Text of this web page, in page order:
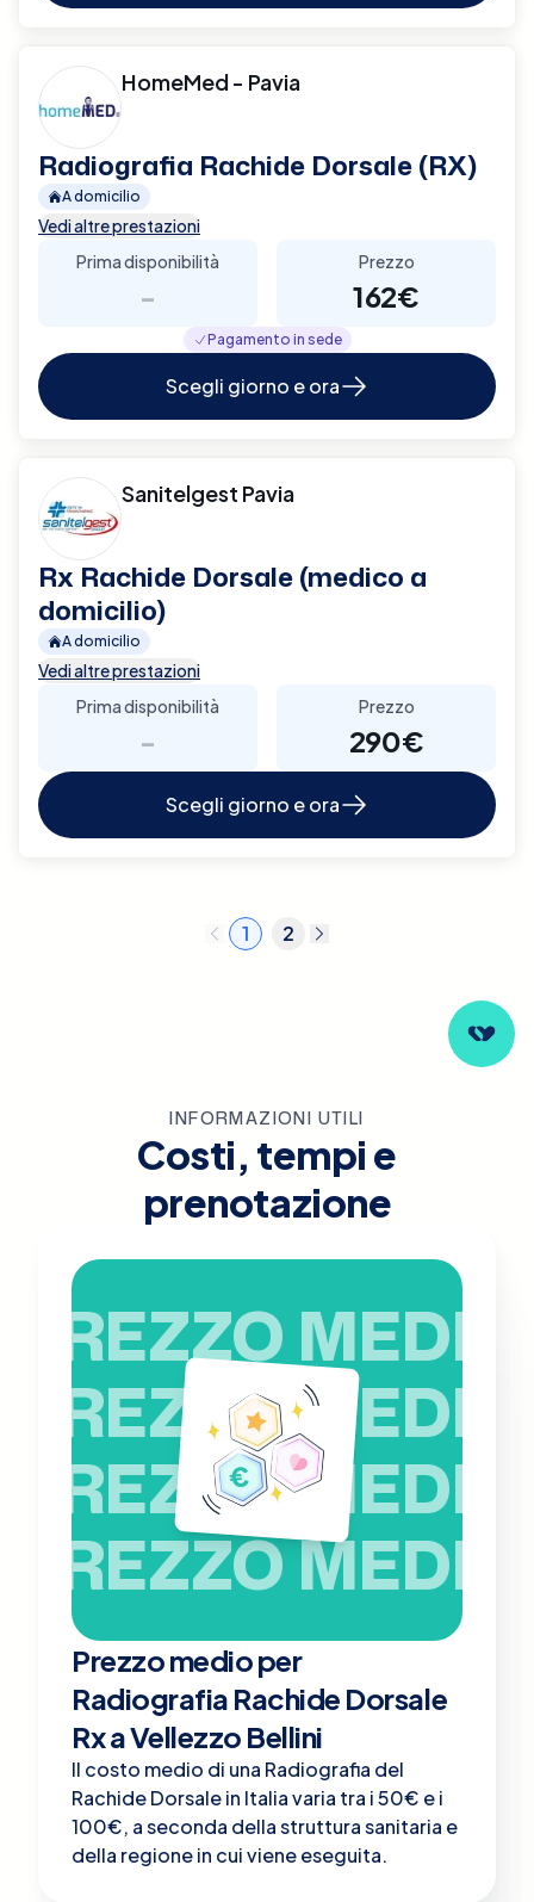
HomeMed - Pavia
Radiografia Rachide Dorsale (RX)
A domicilio
Vedi altre prestazioni
Prima disponibilità
-
Prezzo
162€
Pagamento in sede
Scegli giorno e ora
Sanitelgest Pavia
Rx Rachide Dorsale (medico a
domicilio)
A domicilio
Vedi altre prestazioni
Prima disponibilità
-
Prezzo
290€
Scegli giorno e ora
1 2
INFORMAZIONI UTILI
Costi, tempi e
prenotazione
PREZZO MEDIO
PREZZO MEDIO
PREZZO MEDIO
PREZZO MEDIO
Prezzo medio per
Radiografia Rachide Dorsale
Rx a Vellezzo Bellini
Il costo medio di una Radiografia del
Rachide Dorsale in Italia varia tra i 50€ e i
100€, a seconda della struttura sanitaria e
della regione in cui viene eseguita.